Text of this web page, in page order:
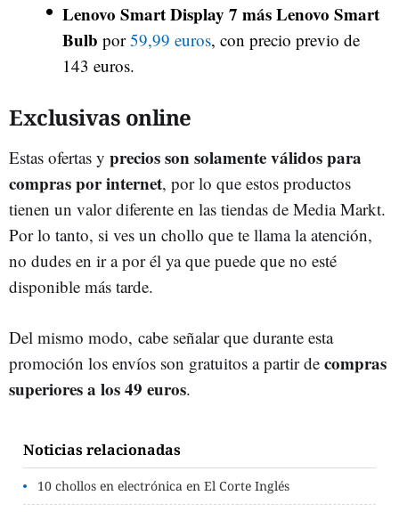
Lenovo Smart Display 7 más Lenovo Smart
Bulb por59,99 euros, con precio previo de
143 euros.
Exclusivas online
Estas ofertas y precios son solamente válidos para
compras por internet, por lo que estos productos
tienen un valor diferente en las tiendas de Media Markt.
Por lo tanto, si ves un chollo que te llama la atención,
no dudes en ir a por él ya que puede que no esté
disponible más tarde.
Del mismo modo, cabe señalar que durante esta
promoción los envíos son gratuitos a partir de compras
superiores a los 49 euros.
Noticias relacionadas
10 chollos en electrónica en El Corte Inglés